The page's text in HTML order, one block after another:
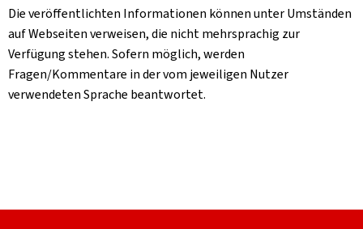
Die veröffentlichten Informationen können unter Umständen
auf Webseiten verweisen, die nicht mehrsprachig zur
Verfügung stehen. Sofern möglich, werden
Fragen/Kommentare in der vom jeweiligen Nutzer
verwendeten Sprache beantwortet.